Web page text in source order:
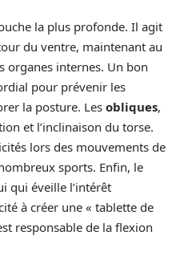
la plus profonde. Il agit
du ventre, maintenant au
organes internes. Un bon
pour prévenir les
la posture. Les obliques,
et l’inclinaison du torse.
lors des mouvements de
sports. Enfin, le
qui éveille l’intérêt
à créer une « tablette de
responsable de la flexion